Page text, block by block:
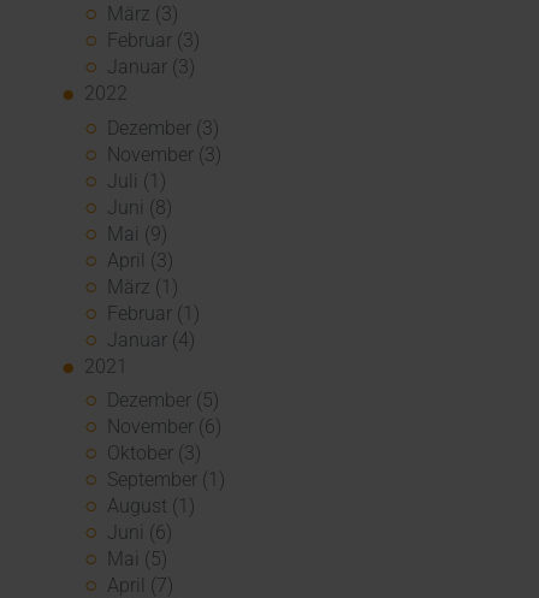
März (3)
Februar (3)
Januar (3)
2022
Dezember (3)
November (3)
Juli (1)
Juni (8)
Mai (9)
April (3)
März (1)
Februar (1)
Januar (4)
2021
Dezember (5)
November (6)
Oktober (3)
September (1)
August (1)
Juni (6)
Mai (5)
April (7)